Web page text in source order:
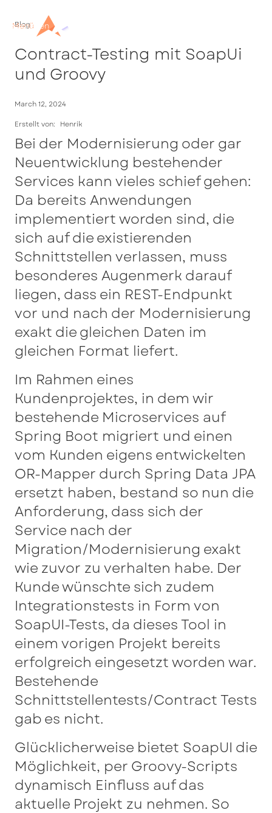
Menü
schließen
Blog
Contract-Testing mit SoapUi
und Groovy
March 12, 2024
Erstellt von: Henrik
Bei der Modernisierung oder gar
Neuentwicklung bestehender
Services kann vieles schief gehen:
Da bereits Anwendungen
implementiert worden sind, die
sich auf die existierenden
Schnittstellen verlassen, muss
besonderes Augenmerk darauf
liegen, dass ein REST-Endpunkt
vor und nach der Modernisierung
exakt die gleichen Daten im
gleichen Format liefert.
Im Rahmen eines
Kundenprojektes, in dem wir
bestehende Microservices auf
Spring Boot migriert und einen
vom Kunden eigens entwickelten
OR-Mapper durch Spring Data JPA
ersetzt haben, bestand so nun die
Anforderung, dass sich der
Service nach der
Migration/Modernisierung exakt
wie zuvor zu verhalten habe. Der
Kunde wünschte sich zudem
Integrationstests in Form von
SoapUI-Tests, da dieses Tool in
einem vorigen Projekt bereits
erfolgreich eingesetzt worden war.
Bestehende
Schnittstellentests/Contract Tests
gab es nicht.
Glücklicherweise bietet SoapUI die
Möglichkeit, per Groovy-Scripts
dynamisch Einfluss auf das
aktuelle Projekt zu nehmen. So